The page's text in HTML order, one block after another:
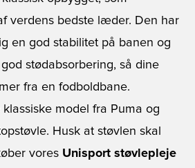
verdens bedste læder. Den har
en god stabilitet på banen og
stødabsorbering, så dine
fra en fodboldbane.
model fra Puma og
Husk at støvlen skal
vores Unisport støvlepleje